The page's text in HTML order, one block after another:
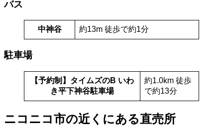
バス
中神谷 約13m 徒歩で約1分
駐車場
【予約制】タイムズのB いわ
き平下神谷駐車場
約1.0km 徒歩
で約13分
ニコニコ市の近くにある直売所